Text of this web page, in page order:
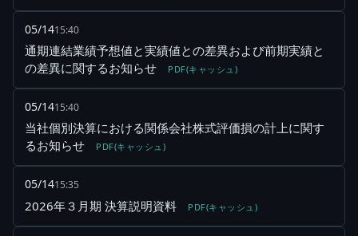
05/1415:40
通期連結業績予想値と実績値との差異および前期実績と
の差異に関するお知らせ
PDF(キャッシュ)
05/1415:40
当社個別決算における関係会社株式評価損の計上に関す
るお知らせ
PDF(キャッシュ)
05/1415:35
2026年３月期 決算説明資料 PDF(キャッシュ)